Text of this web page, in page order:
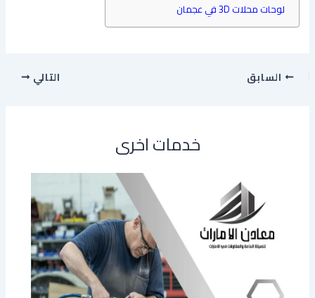
لوحات محلات 3D في عجمان
السابق التالي
خدمات اخرى